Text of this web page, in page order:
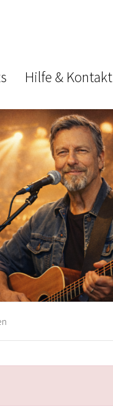
Hilfe & Kontakt